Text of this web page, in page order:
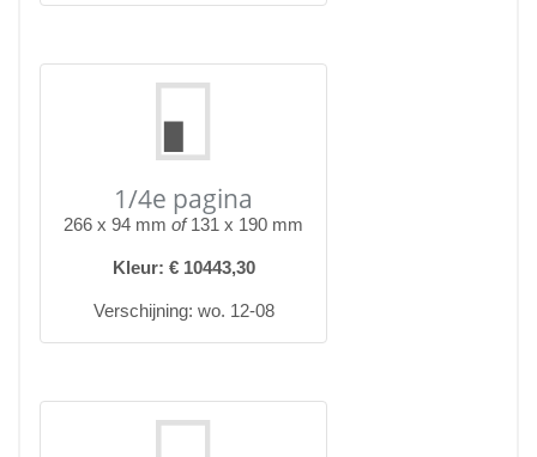
1/4e pagina
266 x 94 mm of131 x 190 mm
Kleur: € 10443,30
Verschijning: wo. 12-08